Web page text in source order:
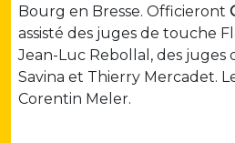
Bourg en Bresse. Officieront
assisté des juges de touche
Jean-Luc Rebollal, des juges
Savina et Thierry Mercadet.
Corentin Meler.